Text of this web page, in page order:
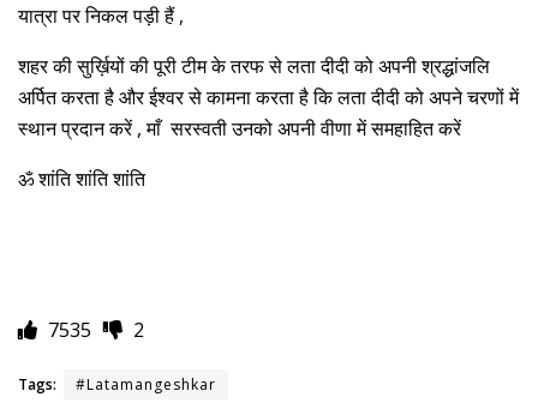
यात्रा पर निकल पड़ी हैं ,
शहर की सुर्ख़ियों की पूरी टीम के तरफ से लता दीदी को अपनी श्रद्धांजलि
अर्पित करता है और ईश्वर से कामना करता है कि लता दीदी को अपने चरणों में
स्थान प्रदान करें , माँ सरस्वती उनको अपनी वीणा में समहाहित करें
ॐ शांति शांति शांति
7535 2
Tags: #Latamangeshkar